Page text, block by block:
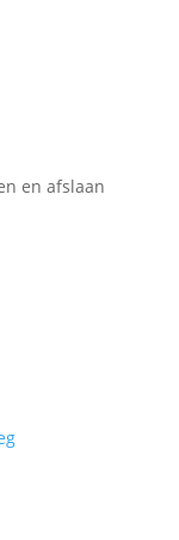
en afslaan